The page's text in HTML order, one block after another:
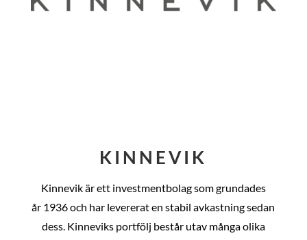
KINNEVIK
Kinnevik är ett investmentbolag som grundades
år 1936 och har levererat en stabil avkastning sedan
dess. Kinneviks portfölj består utav många olika